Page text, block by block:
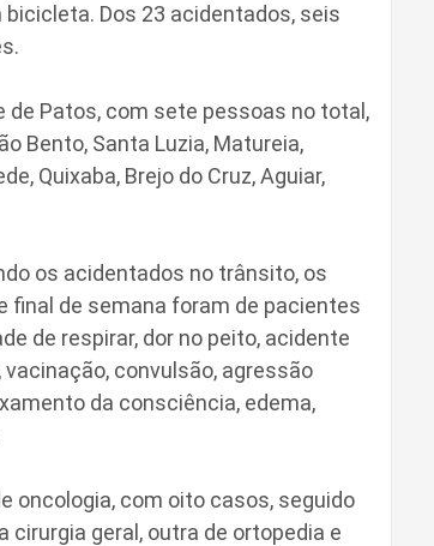
Dos 23 acidentados, seis
Patos, com sete pessoas no total,
Bento, Santa Luzia, Matureia,
Quixaba, Brejo do Cruz, Aguiar,
os acidentados no trânsito, os
de semana foram de pacientes
de respirar, dor no peito, acidente
convulsão, agressão
da consciência, edema,
oncologia, com oito casos, seguido
cirurgia geral, outra de ortopedia e